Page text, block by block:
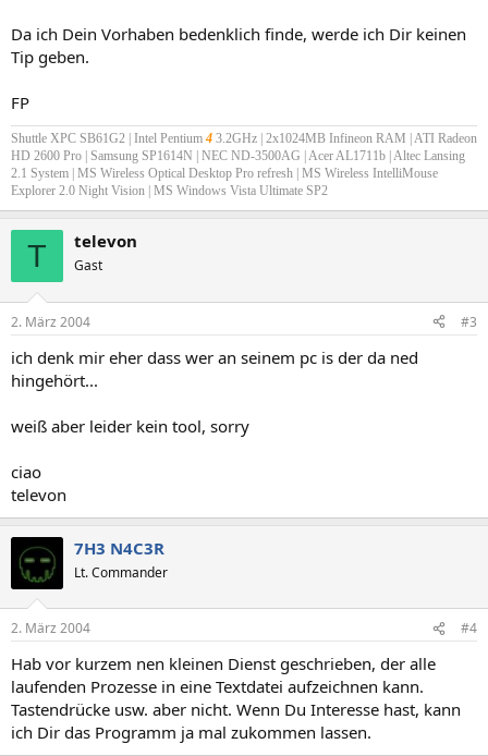
Da ich Dein Vorhaben bedenklich finde, werde ich Dir keinen
Tip geben.
FP
Shuttle XPC SB61G2 | Intel Pentium 4 3.2GHz | 2x1024MB Infineon RAM | ATI Radeon
HD 2600 Pro | Samsung SP1614N | NEC ND-3500AG | Acer AL1711b | Altec Lansing
2.1 System | MS Wireless Optical Desktop Pro refresh | MS Wireless IntelliMouse
Explorer 2.0 Night Vision | MS Windows Vista Ultimate SP2
T televon
Gast
2. März 2004 #3
ich denk mir eher dass wer an seinem pc is der da ned
hingehört...
weiß aber leider kein tool, sorry
ciao
televon
7H3 N4C3R
Lt. Commander
2. März 2004 #4
Hab vor kurzem nen kleinen Dienst geschrieben, der alle
laufenden Prozesse in eine Textdatei aufzeichnen kann.
Tastendrücke usw. aber nicht. Wenn Du Interesse hast, kann
ich Dir das Programm ja mal zukommen lassen.